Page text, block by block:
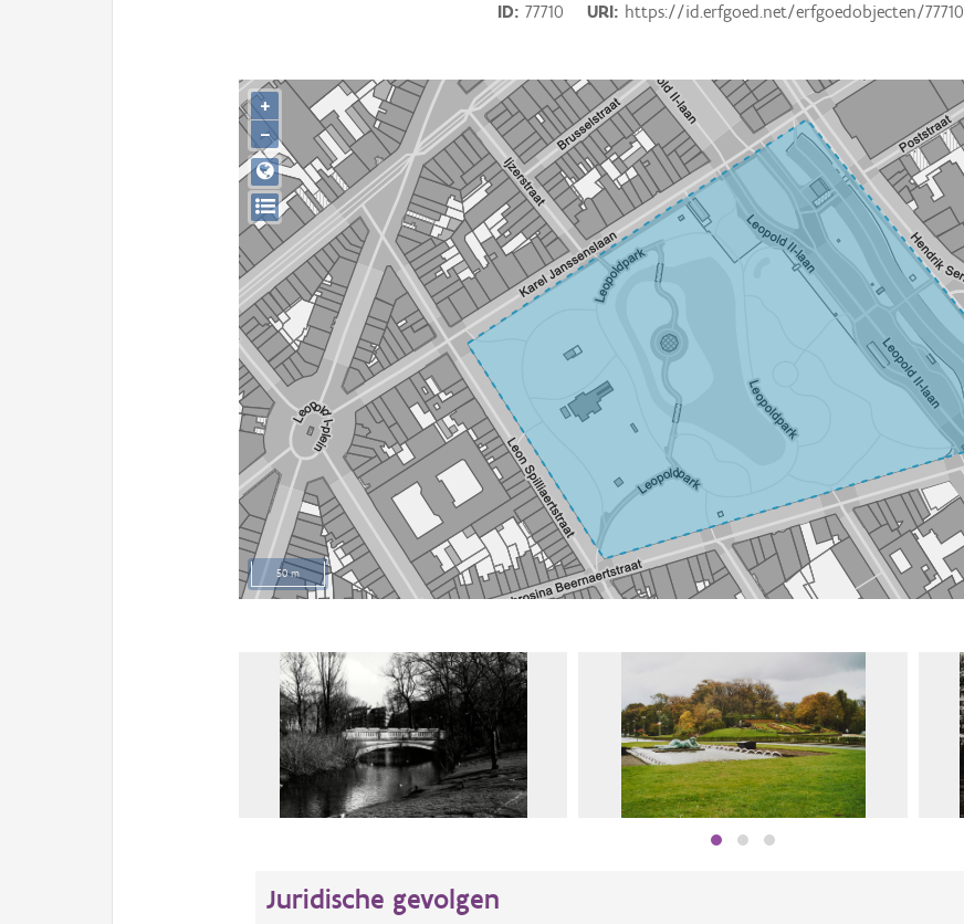
ID
77710 URI https://id.erfgoed.net/erfgoedobjecten/77710
50 m
+
−
Juridische gevolgen